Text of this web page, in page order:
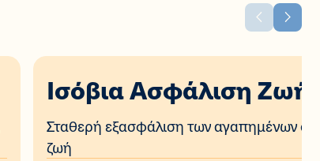
Ισόβια Ασφάλιση
Σταθερή εξασφάλιση των αγαπημένων
ζωή​